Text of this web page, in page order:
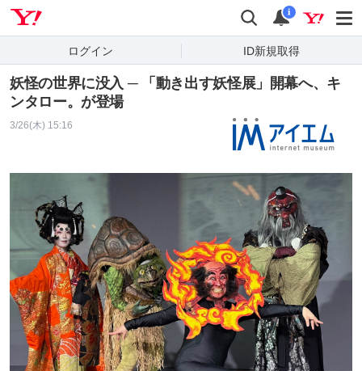
検索 通知
i
ログイン ID新規取得
妖怪の世界に没入 ─ 「動き出す妖怪展」開幕へ、キ
ンタロー。が登場
3/26(木) 15:16